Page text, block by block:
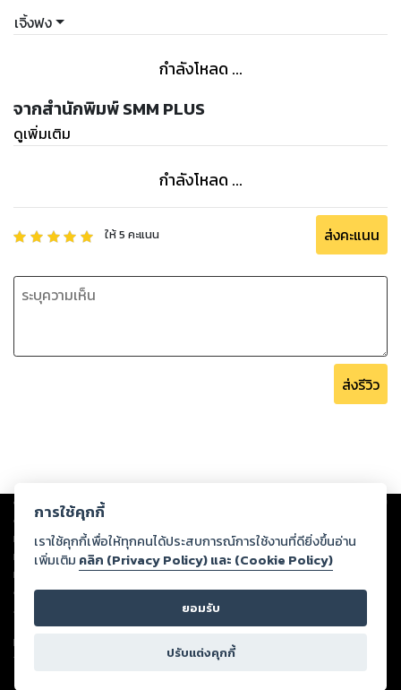
เจิ้งฟง
กำลังโหลด ...
จากสำนักพิมพ์ SMM PLUS
ดูเพิ่มเติม
กำลังโหลด ...
ให้5 คะแนน ส่งคะแนน
ส่งรีวิว
Copyright © 2026
ต่อผลงานหรือเนื้อหาใดที่อัปโหลดผ่านเว็บไซต์และปรากฏว่าละเมิดสิทธิใน
ทรัพย์สินทางปัญญาของบุคคลอื่นหรือขัดต่อกฎหมายและศีลธรรม ดังนั้น ผู้อ่าน
ทุกท่านโปรดใช้วิจารณญาณในการกลั่นกรองด้วยตนเอง และหากท่านพบว่าส่วน
หนึ่งส่วนใดขัดต่อกฎหมายและศีลธรรม กรุณาแจ้งมายังบริษัท เพื่อทีมงานจะได้
ดำเนินการในทันที ทั้งนี้ ทางสตอรี่ล็อกขอสงวนลิขสิทธิ์ตามพระราชบัญญัติ
ลิขสิทธิ์ พ.ศ. 2537 (ฉบับล่าสุด)
For support: member@ookbee.com
Version
การใช้คุกกี้
เราใช้คุกกี้เพื่อให้ทุกคนได้ประสบการณ์การใช้งานที่ดียิ่งขึ้นอ่าน
เพิ่มเติม คลิก (Privacy Policy) และ (Cookie Policy)
ยอมรับ
ปรับแต่งคุกกี้